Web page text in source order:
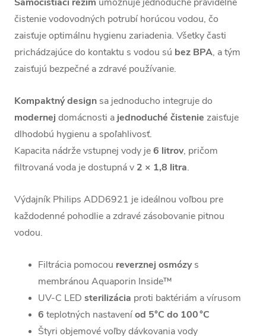
čistenie vodovodných potrubí horúcou vodou, čo
zaisťuje optimálnu hygienu zariadenia. Všetky časti
prichádzajúce do kontaktu s vodou sú bez BPA, a tým
zaisťujú bezpečné a zdravé používanie.
Kompaktný design sa jednoducho integruje do
modernej domácnosti a jednoduché čistenie zaisťuje
dlhodobú hygienu a spoľahlivosť.
Kapacita nádrže vstupnej vody je6 litrov, pričom
filtrovaná voda je dostupná v 2 × 1,8 litra.
Výdajník Philips ADD6921 je ideálnou voľbou pre
každodenné pohodlie a zdravé zásobovanie pitnou
vodou.
Filtrácia pomocou reverznej osmózys
membránou Aquaporin Inside™
UV-C LED sterilizácia proti baktériám a vírusom
6 teplotných nastaveníod 5°C do 100 °C
Štyri objemové voľby dávkovania vody